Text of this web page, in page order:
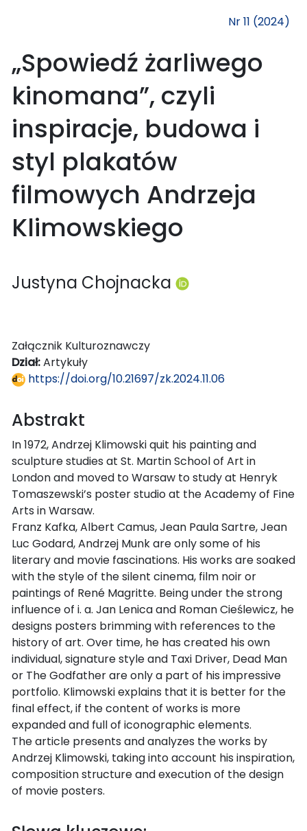
Nr 11 (2024)
„Spowiedź żarliwego
kinomana”, czyli
inspiracje, budowa i
styl plakatów
filmowych Andrzeja
Klimowskiego
Justyna Chojnacka
Załącznik Kulturoznawczy
Dział:Artykuły
https://doi.org/10.21697/zk.2024.11.06
Abstrakt
In 1972, Andrzej Klimowski quit his painting and
sculpture studies at St. Martin School of Art in
London and moved to Warsaw to study at Henryk
Tomaszewski’s poster studio at the Academy of Fine
Arts in Warsaw.
Franz Kafka, Albert Camus, Jean Paula Sartre, Jean
Luc Godard, Andrzej Munk are only some of his
literary and movie fascinations. His works are soaked
with the style of the silent cinema, film noir or
paintings of René Magritte. Being under the strong
influence of i. a. Jan Lenica and Roman Cieślewicz, he
designs posters brimming with references to the
history of art. Over time, he has created his own
individual, signature style and Taxi Driver, Dead Man
or The Godfather are only a part of his impressive
portfolio. Klimowski explains that it is better for the
final effect, if the content of works is more
expanded and full of iconographic elements.
The article presents and analyzes the works by
Andrzej Klimowski, taking into account his inspiration,
composition structure and execution of the design
of movie posters.